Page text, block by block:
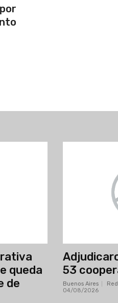
queda
de
53
Buenos Aires
04/08/2026